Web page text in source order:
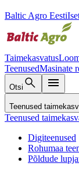
Baltic Agro Eesti
Taimekasvatus
TeenusedMasinate
Otsi search menu
Teenused
Teenused
Digiteenused
Rohumaa
Põldude